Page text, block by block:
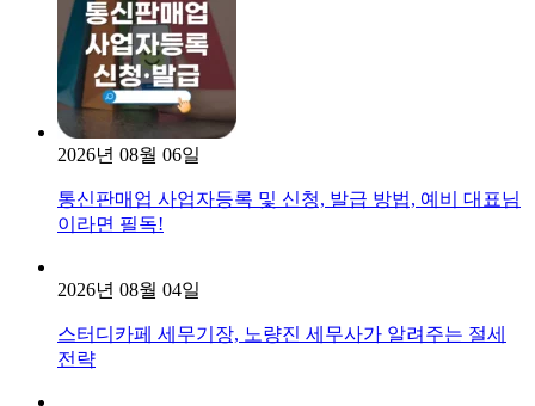
2026년 08월 06일
통신판매업 사업자등록 및 신청, 발급 방법, 예비 대표님
이라면 필독!
2026년 08월 04일
스터디카페 세무기장, 노량진 세무사가 알려주는 절세
전략